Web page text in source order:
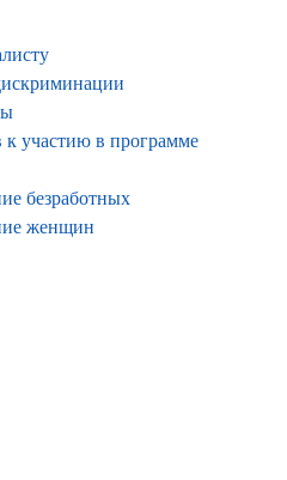
участию в программе
безработных
женщин